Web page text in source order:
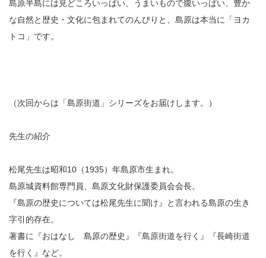
島原半島には見どころいっぱい、うまいもので腹いっぱい、豊か
な自然と歴史・文化に包まれてのんびりと、島原は本当に「ヨカ
トコ」です。
（次回からは「島原街道」シリーズをお届けします。）
先生の紹介
松尾先生は昭和10（1935）年島原市生まれ。
島原城資料館専門員、島原文化財保護委員会会長。
『島原の歴史については松尾先生に聞け』と言われる島原の生き
字引的存在。
著書に『おはなし 島原の歴史』『島原街道を行く』『長崎街道
を行く』など。